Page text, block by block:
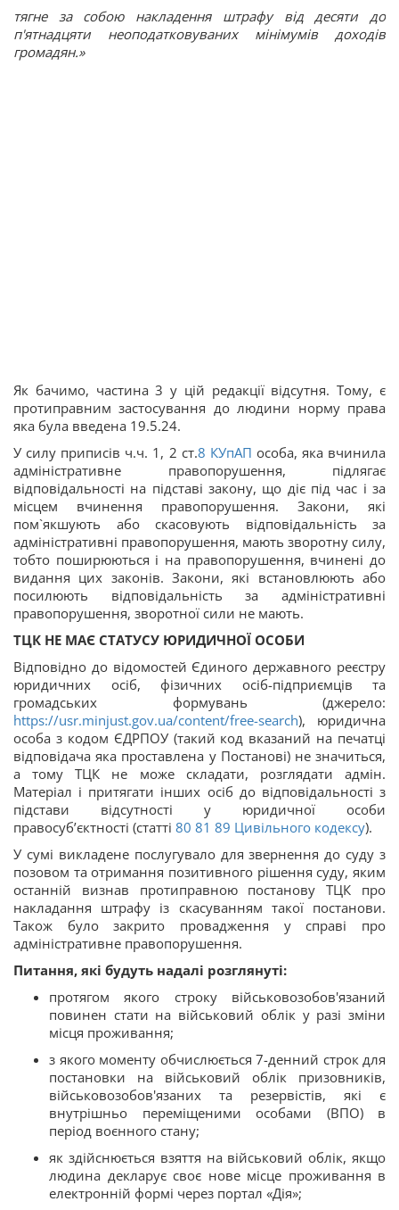
тягне за собою накладення штрафу від десяти до
п'ятнадцяти неоподатковуваних мінімумів доходів
громадян.»
Як бачимо, частина 3 у цій редакції відсутня. Тому, є
протиправним застосування до людини норму права
яка була введена 19.5.24.
У силу приписів ч.ч. 1, 2 ст.8 КУпАП особа, яка вчинила
адміністративне правопорушення, підлягає
відповідальності на підставі закону, що діє під час і за
місцем вчинення правопорушення. Закони, які
пом`якшують або скасовують відповідальність за
адміністративні правопорушення, мають зворотну силу,
тобто поширюються і на правопорушення, вчинені до
видання цих законів. Закони, які встановлюють або
посилюють відповідальність за адміністративні
правопорушення, зворотної сили не мають.
ТЦК НЕ МАЄ СТАТУСУ ЮРИДИЧНОЇ ОСОБИ
Відповідно до відомостей Єдиного державного реєстру
юридичних осіб, фізичних осіб-підприємців та
громадських формувань (джерело:
https://usr.minjust.gov.ua/content/free-search), юридична
особа з кодом ЄДРПОУ (такий код вказаний на печатці
відповідача яка проставлена у Постанові) не значиться,
а тому ТЦК не може складати, розглядати адмін.
Матеріал і притягати інших осіб до відповідальності з
підстави відсутності у юридичної особи
правосуб’єктності (статті 80 81 89 Цивільного кодексу).
У сумі викладене послугувало для звернення до суду з
позовом та отримання позитивного рішення суду, яким
останній визнав протиправною постанову ТЦК про
накладання штрафу із скасуванням такої постанови.
Також було закрито провадження у справі про
адміністративне правопорушення.
Питання, які будуть надалі розглянуті:
протягом якого строку військовозобов'язаний
повинен стати на військовий облік у разі зміни
місця проживання;
з якого моменту обчислюється 7-денний строк для
постановки на військовий облік призовників,
військовозобов'язаних та резервістів, які є
внутрішньо переміщеними особами (ВПО) в
період воєнного стану;
як здійснюється взяття на військовий облік, якщо
людина декларує своє нове місце проживання в
електронній формі через портал «Дія»;